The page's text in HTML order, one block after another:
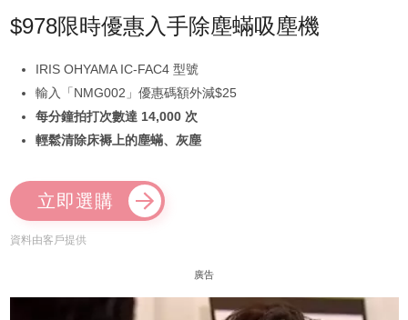
$978限時優惠入手除塵蟎吸塵機
IRIS OHYAMA IC-FAC4 型號
輸入「NMG002」優惠碼額外減$25
每分鐘拍打次數達 14,000 次
輕鬆清除床褥上的塵蟎、灰塵
立即選購
資料由客戶提供
廣告